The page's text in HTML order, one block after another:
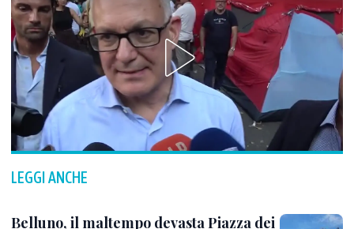
LEGGI ANCHE
Belluno, il maltempo devasta Piazza dei